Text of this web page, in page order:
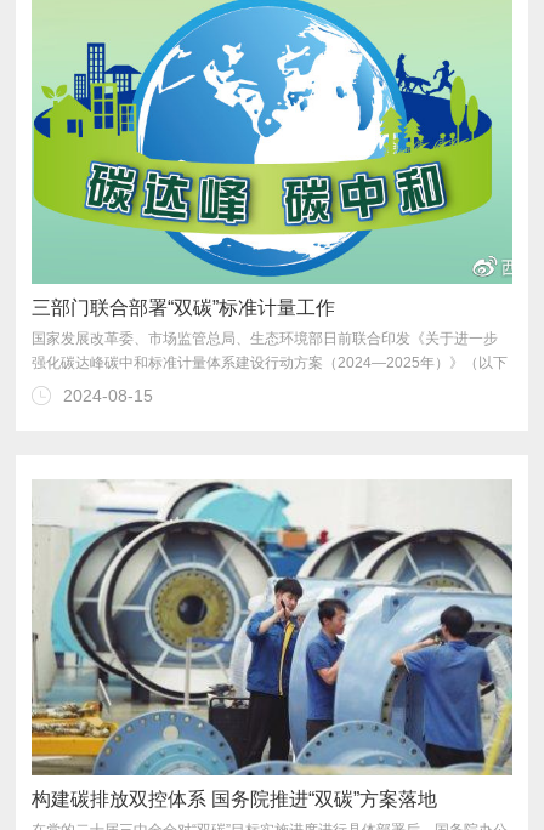
三部门联合部署“双碳”标准计量工作
2024-08-15
构建碳排放双控体系 国务院推进“双碳”方案落地